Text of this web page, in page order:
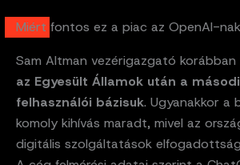
Miért fontos ez a piac az OpenAI-
Sam Altman vezérigazgató korábban
az Egyesült Államok után a
felhasználói bázisuk. Ugyanakkor a
komoly kihívás maradt, mivel az
digitális szolgáltatások